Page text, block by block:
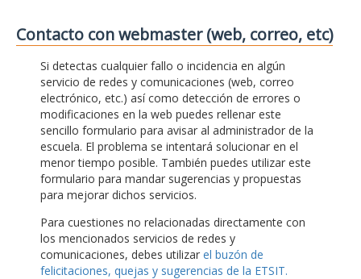
Contacto con webmaster (web, correo, etc)
Si detectas cualquier fallo o incidencia en algún
servicio de redes y comunicaciones (web, correo
electrónico, etc.) así como detección de errores o
modificaciones en la web puedes rellenar este
sencillo formulario para avisar al administrador de la
escuela. El problema se intentará solucionar en el
menor tiempo posible. También puedes utilizar este
formulario para mandar sugerencias y propuestas
para mejorar dichos servicios.
Para cuestiones no relacionadas directamente con
los mencionados servicios de redes y
comunicaciones, debes utilizar el buzón de
felicitaciones, quejas y sugerencias de la ETSIT.